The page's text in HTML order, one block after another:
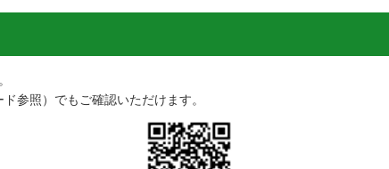
ド参照）でもご確認いただけます。